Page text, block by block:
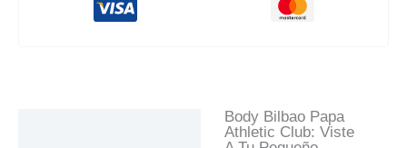
Body Bilbao Papa
Athletic Club: Viste